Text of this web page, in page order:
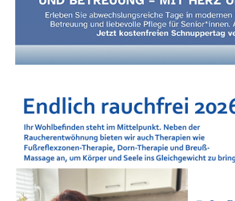
Nach­hil­fe in Leer und im Land­kreis Leer